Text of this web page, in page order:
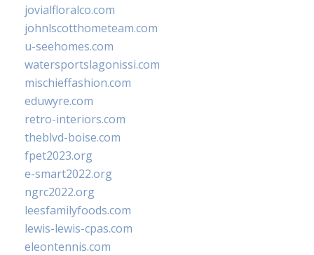
jovialfloralco.com
johnlscotthometeam.com
u-seehomes.com
watersportslagonissi.com
mischieffashion.com
eduwyre.com
retro-interiors.com
theblvd-boise.com
fpet2023.org
e-smart2022.org
ngrc2022.org
leesfamilyfoods.com
lewis-lewis-cpas.com
eleontennis.com